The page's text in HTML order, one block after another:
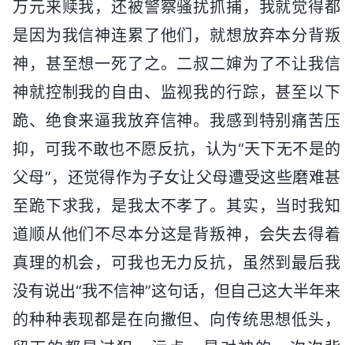
万元来赎我，还被警察骚扰抓捕，我就觉得都
是因为我信神连累了他们，就想放弃本分背叛
神，甚至想一死了之。二叔二婶为了不让我信
神就控制我的自由、监视我的行踪，甚至以下
跪、绝食来逼我放弃信神。我感到特别痛苦压
抑，可我不敢也不愿反抗，认为“天下无不是的
父母”，还觉得作为子女让父母遭受这些磨难甚
至跪下求我，是我太不孝了。其实，当时我知
道顺从他们不尽本分这是背叛神，会失去得着
真理的机会，可我也无力反抗，虽然到最后我
没有说出“我不信神”这句话，但自己这大半年来
的种种表现都是在向撒但、向传统思想低头，